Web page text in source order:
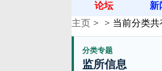
论坛 新
刑释人员 满
主页 当前分类共
分类专题
监所信息